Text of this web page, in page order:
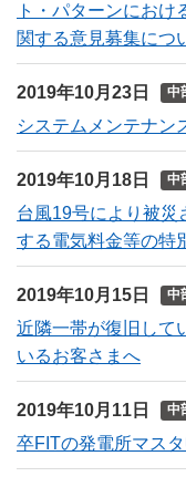
ト・パターンにお
関する意見募集につ
2019年10月23日 中
システムメンテナン
2019年10月18日 中
台風19号により被災
する電気料金等の特
2019年10月15日 中
近隣一帯が復旧して
いるお客さまへ
2019年10月11日 中
卒FITの発電所マス